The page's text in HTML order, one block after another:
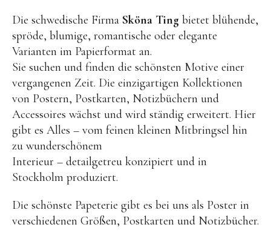
GRIMM’S
Spielzeug aus dem Erzgebirge
filipok Holzspielzeuge
WOODEN STORY
GRAPAT
RADUGA GREZ
activity boards
lotes toys
Konges Sløjd
KUMI MOOD Spielkunst
Die schwedische Firma Sköna Ting bietet blühende,
spröde, blumige, romantische oder elegante
Varianten im Papierformat an.
Sie suchen und finden die schönsten Motive einer
vergangenen Zeit. Die einzigartigen Kollektionen
von Postern, Postkarten, Notizbüchern und
Accessoires wächst und wird ständig erweitert. Hier
gibt es Alles – vom feinen kleinen Mitbringsel hin
zu wunderschönem
Interieur – detailgetreu konzipiert und in
Stockholm produziert.
Die schönste Papeterie gibt es bei uns als Poster in
verschiedenen Größen, Postkarten und Notizbücher.